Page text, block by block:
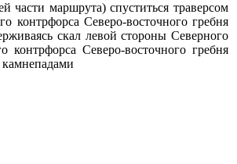
маршрута) спуститься траверсом
Северо-восточного гребня
скал левой стороны Северного
Северо-восточного гребня